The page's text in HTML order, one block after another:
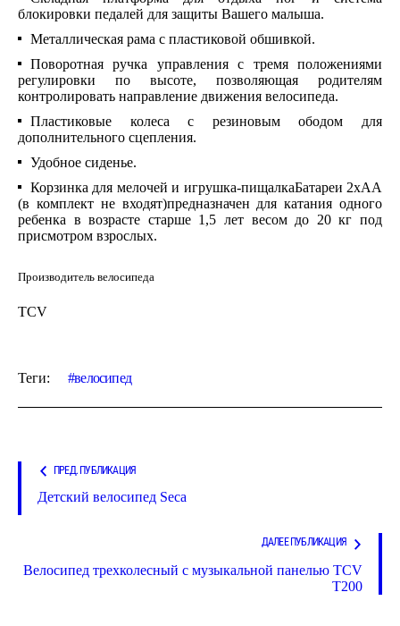
блокировки педалей для защиты Вашего малыша.
Металлическая рама с пластиковой обшивкой.
Поворотная ручка управления с тремя положениями
регулировки по высоте, позволяющая родителям
контролировать направление движения велосипеда.
Пластиковые колеса с резиновым ободом для
дополнительного сцепления.
Удобное сиденье.
Корзинка для мелочей и игрушка-пищалкаБатареи 2хАА
(в комплект не входят)предназначен для катания одного
ребенка в возрасте старше 1,5 лет весом до 20 кг под
присмотром взрослых.
Производитель велосипеда
TCV
Теги: велосипед
ПРЕД. ПУБЛИКАЦИЯ
Детский велосипед Seca
ДАЛЕЕ ПУБЛИКАЦИЯ
Велосипед трехколесный с музыкальной панелью TCV
T200